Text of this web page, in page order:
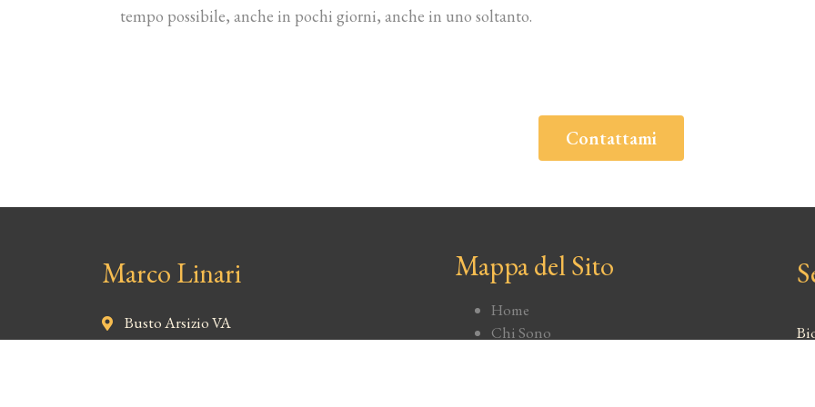
tempo possibile, anche in pochi giorni, anche in uno soltanto.
Contattami
Marco Linari
Busto Arsizio VA
Mappa del Sito
Home
Chi Sono